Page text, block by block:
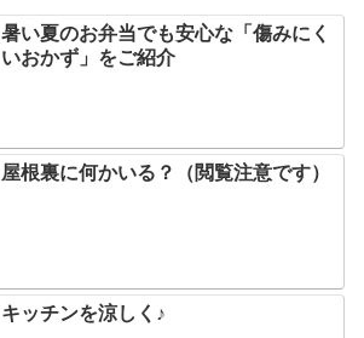
暑い夏のお弁当でも安心な「傷みにく
いおかず」をご紹介
屋根裏に何かいる？（閲覧注意です）
キッチンを涼しく♪